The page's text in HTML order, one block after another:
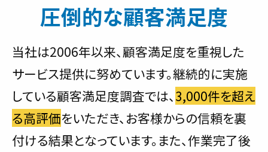
圧倒的な顧客満足度
当社は2006年以来、顧客満足度を重視した
サービス提供に努めています。継続的に実施
している顧客満足度調査では、 3,000件を超え
る高評価をいただき、お客様からの信頼を裏
付ける結果となっています。また、作業完了後